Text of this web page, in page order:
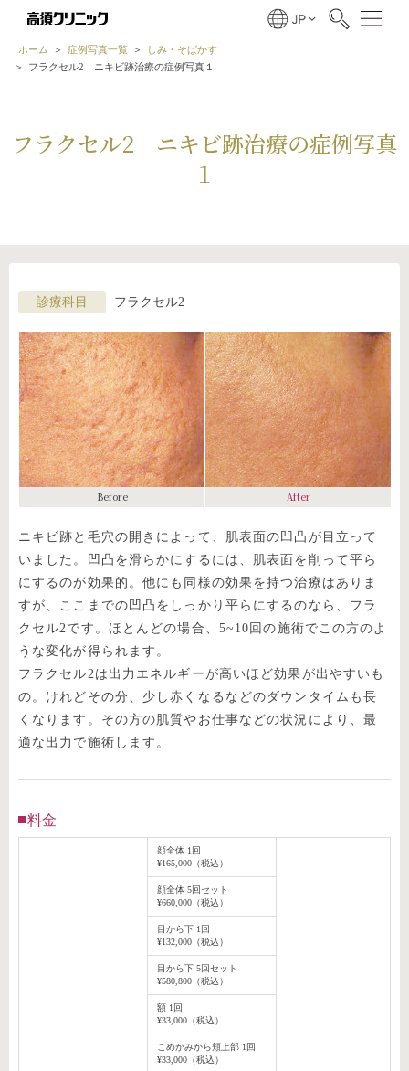
ホーム 症例写真一覧
しみ・そばかす
フラクセル2 ニキビ跡治療の症例写真１
フラクセル2 ニキビ跡治療の症例写真
１
診療科目 フラクセル2
Before After
ニキビ跡と毛穴の開きによって、肌表面の凹凸が目立って
いました。凹凸を滑らかにするには、肌表面を削って平ら
にするのが効果的。他にも同様の効果を持つ治療はありま
すが、ここまでの凹凸をしっかり平らにするのなら、フラ
クセル2です。ほとんどの場合、5~10回の施術でこの方のよ
うな変化が得られます。
フラクセル2は出力エネルギーが高いほど効果が出やすいも
の。けれどその分、少し赤くなるなどのダウンタイムも長
くなります。その方の肌質やお仕事などの状況により、最
適な出力で施術します。
料金
顔全体 1回
¥165,000（税込）
顔全体 5回セット
¥660,000（税込）
目から下 1回
¥132,000（税込）
目から下 5回セット
¥580,800（税込）
額 1回
¥33,000（税込）
こめかみから頬上部 1回
¥33,000（税込）